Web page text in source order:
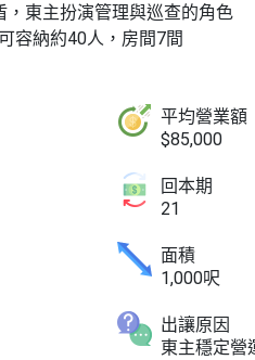
，東主扮演管理與巡查的角色
容納約40人，房間7間
平均營業額
$85,000
回本期
21
面積
1,000呎
出讓原因
東主穩定營